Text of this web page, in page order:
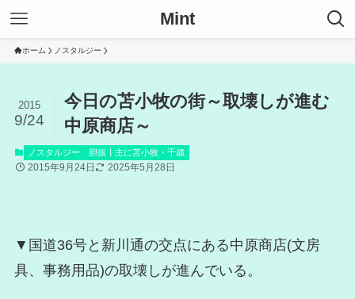
Mint
ホーム ノスタルジー
今日の苫小牧の街～取壊しが進む
中原商店～
2015
9/24
ノスタルジー 胆振┃主に苫小牧・千歳
2015年9月24日 2025年5月28日
▼国道36号と新川通の交点にある中原商店(文房
具、事務用品)の取壊しが進んでいる。